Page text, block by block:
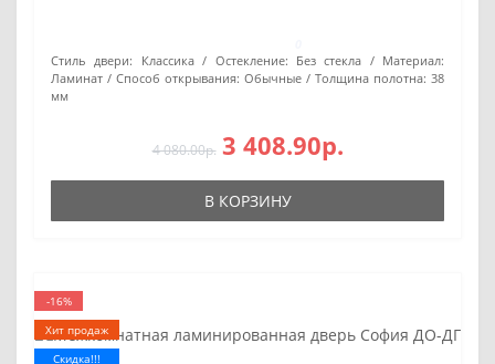
Стиль двери:
Классика Остекление: Без стекла
Материал:
Ламинат
Способ открывания: Обычные Толщина полотна: 38
мм
4 080.00р. 3 408.90р.
В КОРЗИНУ
-16%
Хит продаж
Скидка!!!